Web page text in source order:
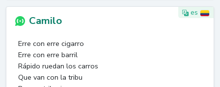
es
Camilo
Erre con erre cigarro
Erre con erre barril
Rápido ruedan los carros
Que van con la tribu